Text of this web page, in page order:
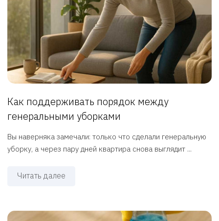
Как поддерживать порядок между
генеральными уборками
Вы наверняка замечали: только что сделали генеральную
уборку, а через пару дней квартира снова выглядит ...
Читать далее